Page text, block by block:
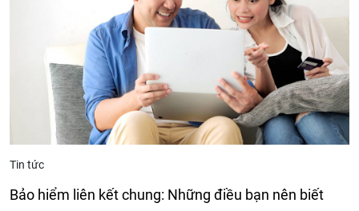
Tin tức
Bảo hiểm liên kết chung: Những điều bạn nên biết